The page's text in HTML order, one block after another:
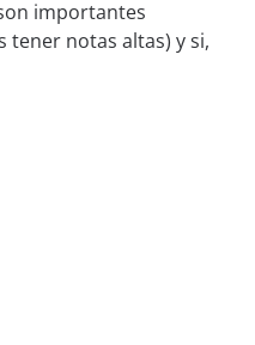
importantes
tener notas altas) y si,